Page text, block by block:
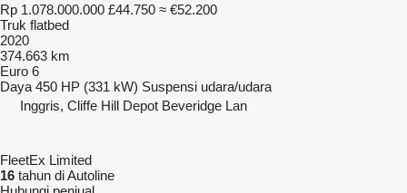
Rp 1.078.000.000 £44.750 ≈ €52.200
Truk flatbed
2020
374.663 km
Euro 6
Daya 450 HP (331 kW) Suspensi udara/udara
Inggris, Cliffe Hill Depot Beveridge Lan
FleetEx Limited
16 tahun di Autoline